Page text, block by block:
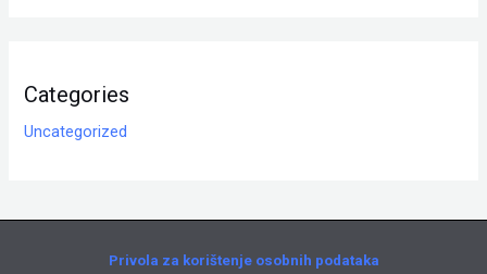
Categories
Uncategorized
Privola za korištenje osobnih podataka